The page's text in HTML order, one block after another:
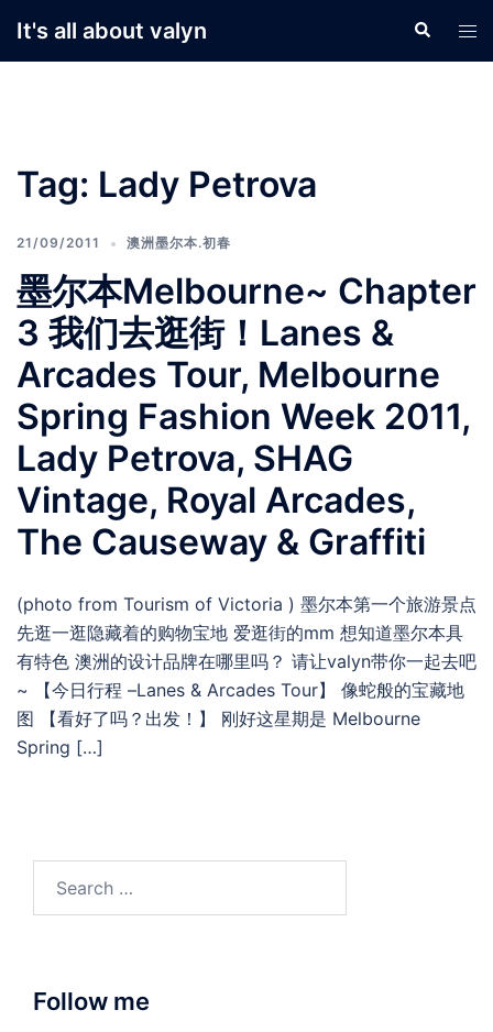
It's all about valyn Search
Tag: Lady Petrova
21/09/2011 澳洲墨尔本.初春
墨尔本Melbourne~ Chapter
3 我们去逛街！Lanes &
Arcades Tour, Melbourne
Spring Fashion Week 2011,
Lady Petrova, SHAG
Vintage, Royal Arcades,
The Causeway & Graffiti
(photo from Tourism of Victoria ) 墨尔本第一个旅游景点
先逛一逛隐藏着的购物宝地 爱逛街的mm 想知道墨尔本具
有特色 澳洲的设计品牌在哪里吗？ 请让valyn带你一起去吧
~ 【今日行程 –Lanes & Arcades Tour】 像蛇般的宝藏地
图 【看好了吗？出发！】 刚好这星期是 Melbourne
Spring […]
Follow me